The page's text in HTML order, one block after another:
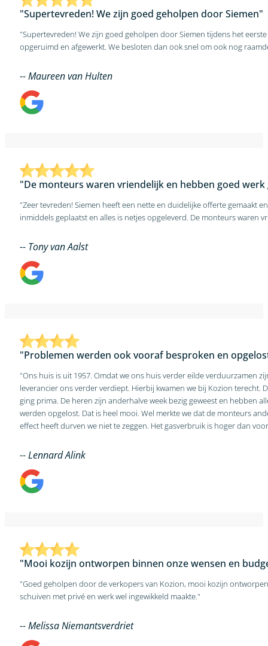
"Supertevreden! We zijn goed geholpen door Siemen"
"Supertevreden! We zijn goed geholpen door Siemen tijdens het
opgeruimd en afgewerkt. We besloten dan ook snel om ook nog
-- Maureen van Hulten
"De monteurs waren vriendelijk en hebben goed werk
"Zeer tevreden! Siemen heeft een nette en duidelijke offerte gemaakt
-- Tony van Aalst
"Problemen werden ook vooraf besproken en
"Ons huis is uit 1957. Omdat we ons huis verder eilde verduurzamen
leverancier ons verder verdiept. Hierbij kwamen we bij Kozion terecht.
ging prima. De heren zijn anderhalve week bezig geweest en hebben
werden opgelost. Dat is heel mooi. Wel merkte we dat de monteurs andere opvattingen hebben over luchtroosters. Of we daar de juiste keuze hebben gemaakt betwijfelen we. Of de investering ook het gewenste
effect heeft durven we niet te zeggen. Het gasverbruik is hoger dan
-- Lennard Alink
"Mooi kozijn ontworpen binnen onze wensen en
"Goed geholpen door de verkopers van Kozion, mooi kozijn
schuiven met privé en werk wel ingewikkeld maakte."
-- Melissa Niemantsverdriet